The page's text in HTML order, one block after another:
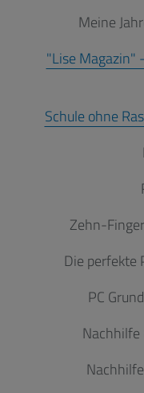
Meine
"Lise Magazin"
Schule ohne
Zehn-
Die perfekte
PC
Nachhilfe